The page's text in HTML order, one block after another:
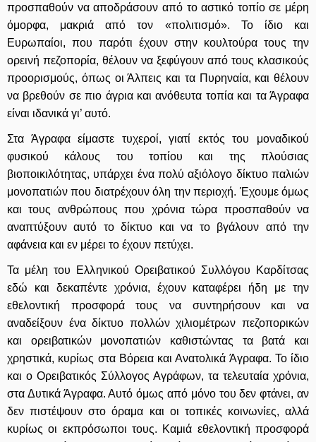
προσπαθούν να αποδράσουν από το αστικό τοπίο σε μέρη
όμορφα, μακριά από τον «πολιτισμό». Το ίδιο και
Ευρωπαίοι, που παρότι έχουν στην κουλτούρα τους την
ορεινή πεζοπορία, θέλουν να ξεφύγουν από τους κλασικούς
προορισμούς, όπως οι Άλπεις και τα Πυρηναία, και θέλουν
να βρεθούν σε πιο άγρια και ανόθευτα τοπία και τα Άγραφα
είναι ιδανικά γι’ αυτό.
Στα Άγραφα είμαστε τυχεροί, γιατί εκτός του μοναδικού
φυσικού κάλους του τοπίου και της πλούσιας
βιοποικιλότητας, υπάρχει ένα πολύ αξιόλογο δίκτυο παλιών
μονοπατιών που διατρέχουν όλη την περιοχή. Έχουμε όμως
και τους ανθρώπους που χρόνια τώρα προσπαθούν να
αναπτύξουν αυτό το δίκτυο και να το βγάλουν από την
αφάνεια και εν μέρει το έχουν πετύχει.
Τα μέλη του Ελληνικού Ορειβατικού Συλλόγου Καρδίτσας
εδώ και δεκαπέντε χρόνια, έχουν καταφέρει ήδη με την
εθελοντική προσφορά τους να συντηρήσουν και να
αναδείξουν ένα δίκτυο πολλών χιλιομέτρων πεζοπορικών
και ορειβατικών μονοπατιών καθιστώντας τα βατά και
χρηστικά, κυρίως στα Βόρεια και Ανατολικά Άγραφα. Το ίδιο
και ο Ορειβατικός Σύλλογος Αγράφων, τα τελευταία χρόνια,
στα Δυτικά Άγραφα. Αυτό όμως από μόνο του δεν φτάνει, αν
δεν πιστέψουν στο όραμα και οι τοπικές κοινωνίες, αλλά
κυρίως οι εκπρόσωποι τους. Καμιά εθελοντική προσφορά